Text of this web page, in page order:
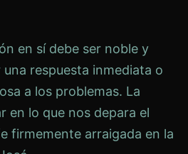
en sí debe ser noble y
respuesta inmediata o
a los problemas. La
en lo que nos depara el
firmemente arraigada en la